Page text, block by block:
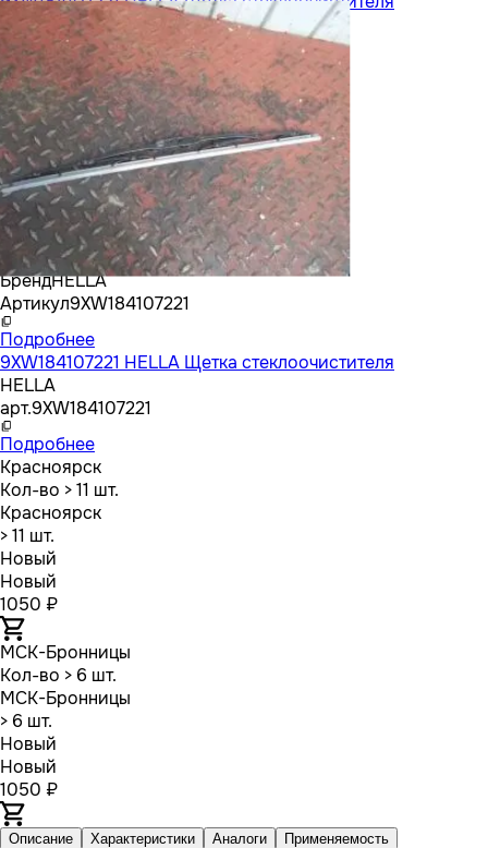
БрендHELLA
Артикул9XW184107221
Подробнее
9XW184107221 HELLA Щетка стеклоочистителя
HELLA
арт.9XW184107221
Подробнее
Красноярск
Кол-во > 11 шт.
Красноярск
> 11 шт.
Новый
Новый
1050 ₽
МСК-Бронницы
Кол-во > 6 шт.
МСК-Бронницы
> 6 шт.
Новый
Новый
1050 ₽
Описание Характеристики Аналоги Применяемость